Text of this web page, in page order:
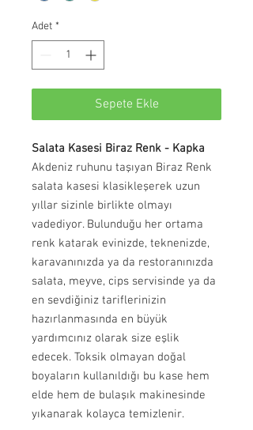
Adet *
Sepete Ekle
Salata Kasesi Biraz Renk - Kapka
Akdeniz ruhunu taşıyan Biraz Renk
salata kasesi klasikleşerek uzun
yıllar sizinle birlikte olmayı
vadediyor. Bulunduğu her ortama
renk katarak evinizde, teknenizde,
karavanınızda ya da restoranınızda
salata, meyve, cips servisinde ya da
en sevdiğiniz tariflerinizin
hazırlanmasında en büyük
yardımcınız olarak size eşlik
edecek. Toksik olmayan doğal
boyaların kullanıldığı bu kase hem
elde hem de bulaşık makinesinde
yıkanarak kolayca temizlenir.